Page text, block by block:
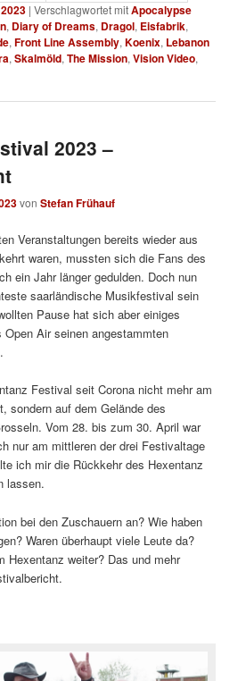
|Verschlagwortet mitApocalypse
, Diary of Dreams, Dragol, Eisfabrik,
,Front Line Assembly,Koenix, Lebanon
,Skalmöld,The Mission,Vision Video,
2023 –
vonStefan Frühauf
Veranstaltungen bereits wieder aus
waren, mussten sich die Fans des
ein Jahr länger gedulden. Doch nun
saarländische Musikfestival sein
Pause hat sich aber einiges
Air seinen angestammten
Festival seit Corona nicht mehr am
sondern auf dem Gelände des
Vom 28. bis zum 30. April war
nur am mittleren der drei Festivaltage
ich mir die Rückkehr des Hexentanz
lassen.
bei den Zuschauern an? Wie haben
Waren überhaupt viele Leute da?
Hexentanz weiter? Das und mehr